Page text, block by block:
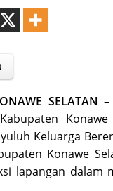
SELATAN
Kabupaten
Keluarga
Konawe
lapangan dalam